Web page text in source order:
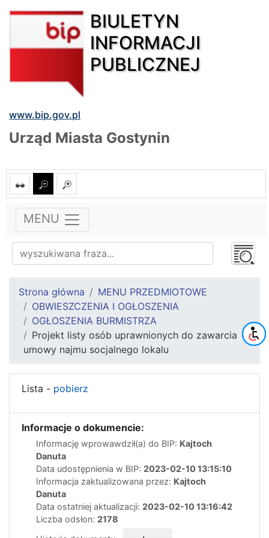
BIULETYN
INFORMACJI
PUBLICZNEJ
www.bip.gov.pl
Urząd Miasta Gostynin
MENU
Strona główna
MENU PRZEDMIOTOWE
OBWIESZCZENIA I OGŁOSZENIA
OGŁOSZENIA BURMISTRZA
Projekt listy osób uprawnionych do zawarcia
umowy najmu socjalnego lokalu
Lista - pobierz
Informacje o dokumencie:
Informację wprowawdził(a) do BIP: Kajtoch
Danuta
Data udostępnienia w BIP: 2023-02-10 13:15:10
Informacja zaktualizowana przez: Kajtoch
Danuta
Data ostatniej aktualizacji: 2023-02-10 13:16:42
Liczba odsłon: 2178